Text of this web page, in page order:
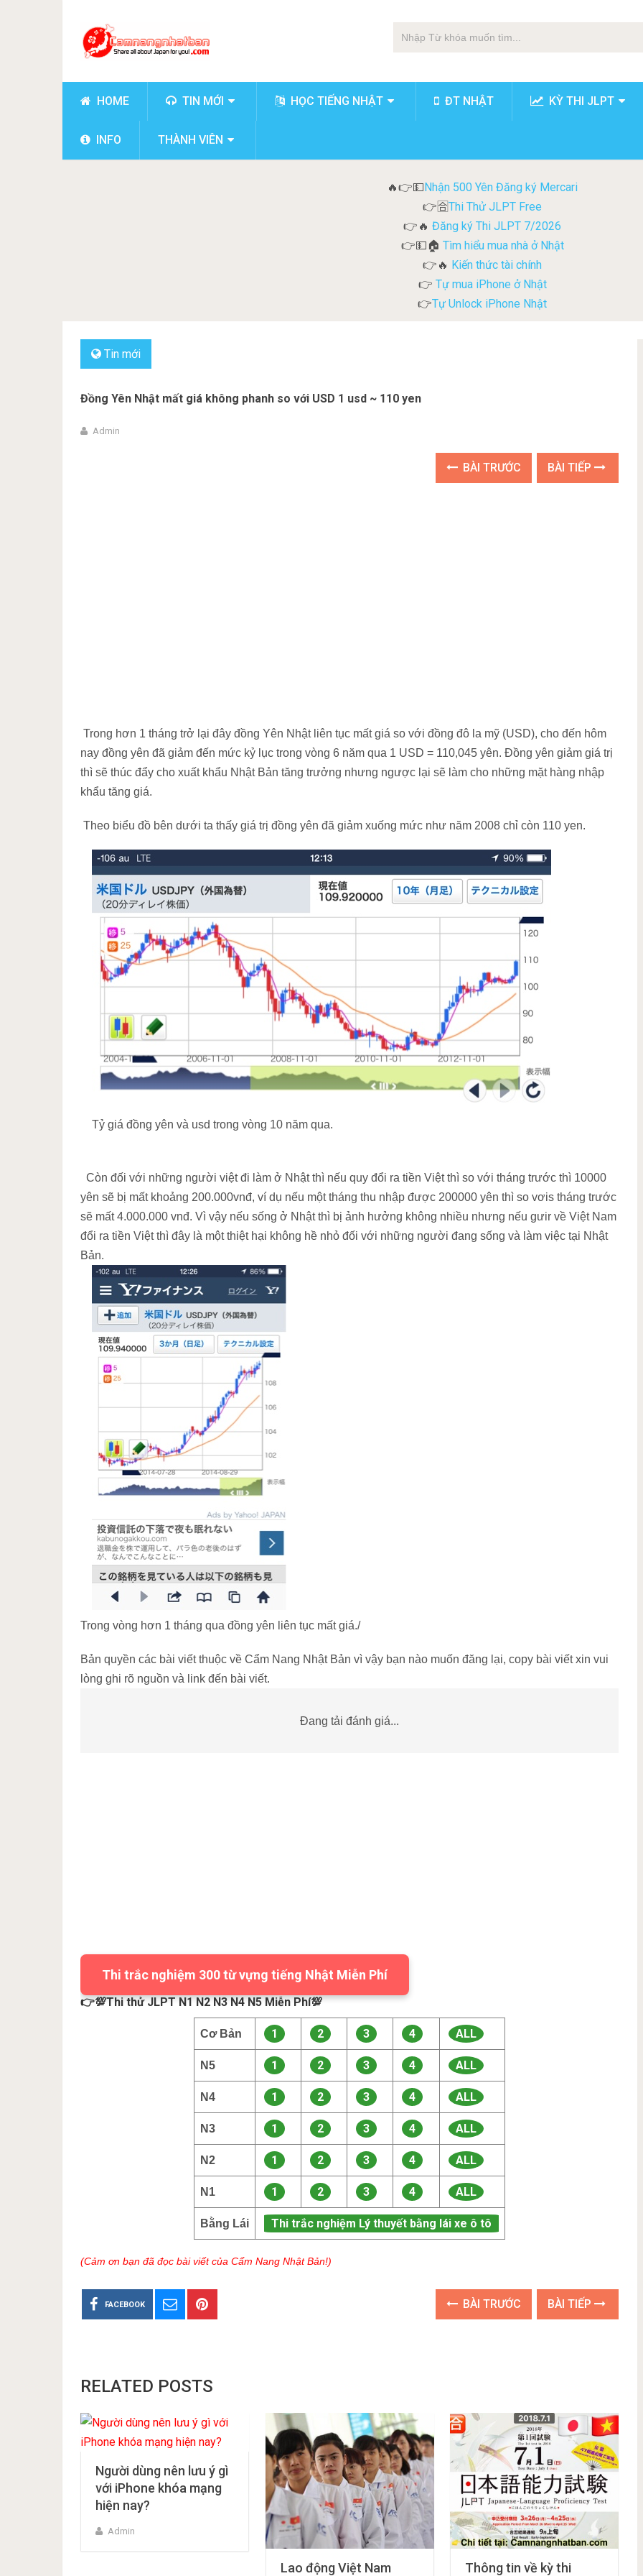
HOME TIN MỚI HỌC TIẾNG NHẬT ĐT NHẬT KỲ THI JLPT
INFO THÀNH VIÊN
🔥👉💵Nhận 500 Yên Đăng ký Mercari
👉🈴Thi Thử JLPT Free
👉🔥 Đăng ký Thi JLPT 7/2026
👉💵🏠 Tìm hiểu mua nhà ở Nhật
👉🔥 Kiến thức tài chính
👉 Tự mua iPhone ở Nhật
👉Tự Unlock iPhone Nhật
Tin mới
Đồng Yên Nhật mất giá không phanh so với USD 1 usd ~ 110 yen
Admin
BÀI TRƯỚC BÀI TIẾP
Trong hơn 1 tháng trở lại đây đồng Yên Nhật liên tục mất giá so với đồng đô la mỹ (USD), cho đến hôm
nay đồng yên đã giảm đến mức kỷ lục trong vòng 6 năm qua 1 USD = 110,045 yên. Đồng yên giảm giá trị
thì sẽ thúc đẩy cho xuất khẩu Nhật Bản tăng trưởng nhưng ngược lại sẽ làm cho những mặt hàng nhập
khẩu tăng giá.
Theo biểu đồ bên dưới ta thấy giá trị đồng yên đã giảm xuống mức như năm 2008 chỉ còn 110 yen.
Tỷ giá đồng yên và usd trong vòng 10 năm qua.
Còn đối với những người việt đi làm ở Nhật thì nếu quy đổi ra tiền Việt thì so với tháng trước thì 10000
yên sẽ bị mất khoảng 200.000vnđ, ví dụ nếu một tháng thu nhập được 200000 yên thì so vơis tháng trước
sẽ mất 4.000.000 vnđ. Vì vậy nếu sống ở Nhật thì bị ảnh hưởng không nhiều nhưng nếu gưir về Việt Nam
đổi ra tiền Việt thì đây là một thiệt hại không hề nhỏ đối với những người đang sống và làm việc tại Nhật
Bản.
Trong vòng hơn 1 tháng qua đồng yên liên tục mất giá./
Bản quyền các bài viết thuộc về Cẩm Nang Nhật Bản vì vậy bạn nào muốn đăng lại, copy bài viết xin vui
lòng ghi rõ nguồn và link đến bài viết.
Đang tải đánh giá...
Thi trắc nghiệm 300 từ vựng tiếng Nhật Miễn Phí
👉💯Thi thử JLPT N1 N2 N3 N4 N5 Miễn Phí💯
Cơ Bản 1 2 3 4 ALL
N5 1 2 3 4 ALL
N4 1 2 3 4 ALL
N3 1 2 3 4 ALL
N2 1 2 3 4 ALL
N1 1 2 3 4 ALL
Bằng Lái Thi trắc nghiệm Lý thuyết bằng lái xe ô tô
(Cảm ơn bạn đã đọc bài viết của Cẩm Nang Nhật Bản!)
FACEBOOK BÀI TRƯỚC BÀI TIẾP
RELATED POSTS
Người dùng nên lưu ý gì
với iPhone khóa mạng
hiện nay?
Admin
Lao động Việt Nam Thông tin về kỳ thi